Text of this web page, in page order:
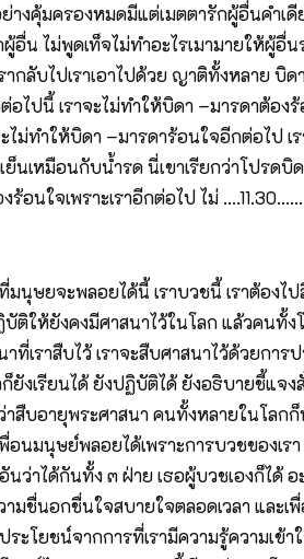
งคุ้มครองหมดมีแต่เมตตารักผู้อื่นคำเดี
อื่น ไม่พูดเท็จไม่ทำอะไรเมามายให้ผู้อื่
รากลับไปเราเอาไปด้วย ญาติทั้งหลาย บิ
อไปนี้ เราจะไม่ทำให้บิดา –มารดาต้อง
ไม่ทำให้บิดา –มารดาร้อนใจอีกต่อไป เร
นเหมือนกับน้ำรด นี่เขาเรียกว่าโปรดบิ
อนใจเพราะเราอีกต่อไป ไม่
จะพลอยได้นี้ เราบวชนี้ เราต้องไป
ติให้ยังคงมีศาสนาไว้ในโลก แล้วคนทั้ง
ที่เราสืบไว้ เราจะสืบศาสนาไว้ด้วยกา
ก็ยังเรียนได้ ยังปฏิบัติได้ ยังอธิบายชี้แจ
าสืบอายุพระศาสนา คนทั้งหลายในโลก
อนมนุษย์พลอยได้เพราะการบวชของเร
นว่าได้กันทั้ง ๓ ฝ่าย เธอผู้บวชเองก็ได้
มชื่นอกชื่นใจสบายใจตลอดเวลา และ
ะโยชน์จากการที่เรามีความรู้ความเข้า